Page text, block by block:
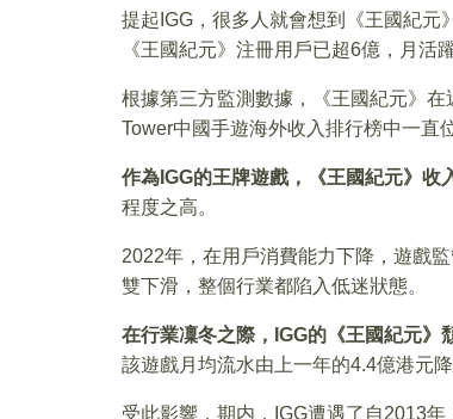
提起IGG，很多人就會想到《王國紀元
《王國紀元》注冊用戶已超6億，月活
根據第三方監測數據，《王國紀元》
Tower中國手遊海外收入排行榜中一直
作為IGG的王牌遊戲，《王國紀元》收
程度之高。
2022年，在用戶消費能力下降，遊戲
雙下滑，整個行業都陷入低迷狀態。
在行業凜冬之際，IGG的《王國紀元》
該遊戲月均流水由上一年的4.4億港元降
受此影響，期内，IGG遭遇了自2013